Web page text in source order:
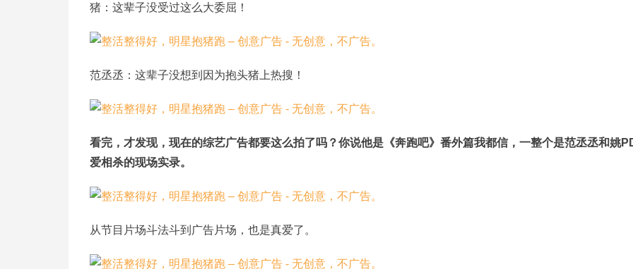
猪：这辈子没受过这么大委屈！
范丞丞：这辈子没想到因为抱头猪上热搜！
看完，才发现，现在的综艺广告都要这么拍了吗？你说他是《奔跑吧》番外篇我都信，一整个是范丞丞和姚
爱相杀的现场实录。
从节目片场斗法斗到广告片场，也是真爱了。